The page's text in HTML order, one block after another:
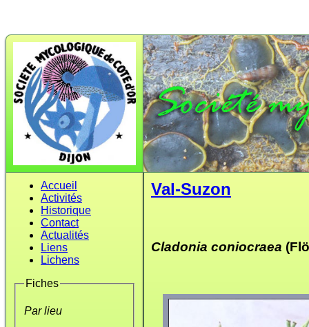
Accueil
Activités
Historique
Contact
Actualités
Liens
Lichens
Fiches
Par lieu
Val-Suzon
Cladonia coniocraea